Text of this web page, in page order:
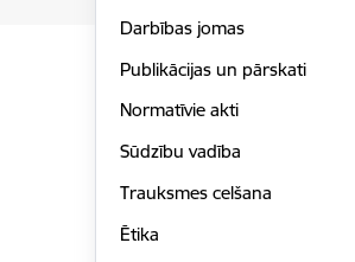
Darbības jomas
Publikācijas un pārskati
Normatīvie akti
Sūdzību vadība
Trauksmes celšana
Ētika